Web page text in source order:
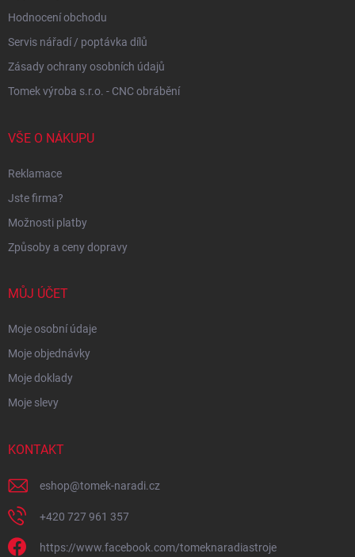
Hodnocení obchodu
Servis nářadí / poptávka dílů
Zásady ochrany osobních údajů
Tomek výroba s.r.o. - CNC obrábění
VŠE O NÁKUPU
Reklamace
Jste firma?
Možnosti platby
Způsoby a ceny dopravy
MŮJ ÚČET
Moje osobní údaje
Moje objednávky
Moje doklady
Moje slevy
KONTAKT
eshop@tomek-naradi.cz
+420 727 961 357
https://www.facebook.com/tomeknaradiastroje